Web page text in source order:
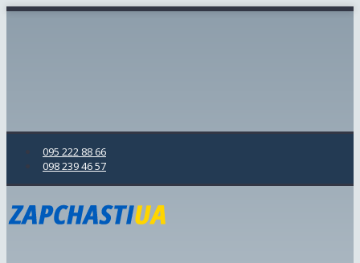
095 222 88 66
098 239 46 57